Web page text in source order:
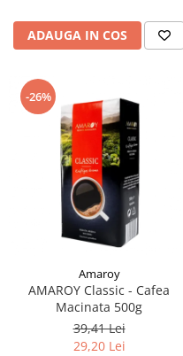
ADAUGA IN COS
-26%
Amaroy
AMAROY Classic - Cafea
Macinata 500g
39,41 Lei
29,20 Lei